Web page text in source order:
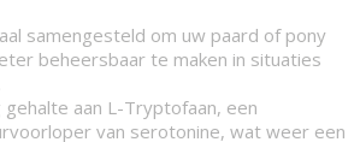
samengesteld om uw paard of pony
beheersbaar te maken in situaties
aan L-Tryptofaan, een
van serotonine, wat weer een